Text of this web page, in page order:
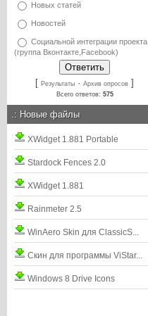
Новых статей
Новостей
Социальной интеграции проекта
(группа Вконтакте,Facebook)
[ Результаты · Архив опросов ]
Всего ответов: 575
.: Новые файлы
XWidget 1.881 Portable
Stardock Fences 2.0
XWidget 1.881
Rainmeter 2.5
WinAero Skin для ClassicS...
Скин для программы ViStar...
Windows 8 Drive Icons